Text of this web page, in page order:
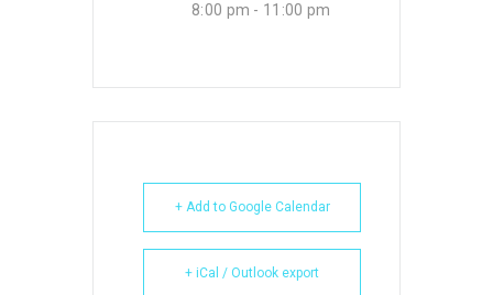
8:00 pm - 11:00 pm
+ Add to Google Calendar
+ iCal / Outlook export